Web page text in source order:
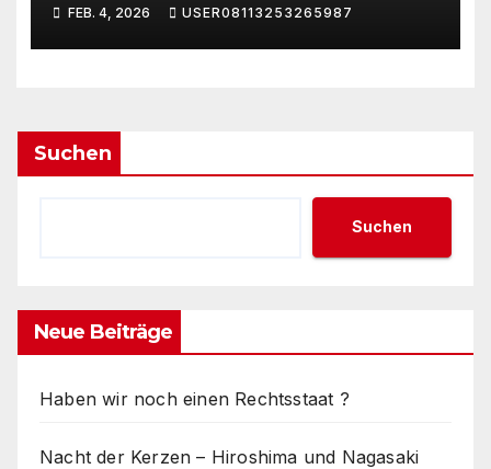
FEB. 4, 2026 USER08113253265987
Suchen
Suchen
Neue Beiträge
Haben wir noch einen Rechtsstaat ?
Nacht der Kerzen – Hiroshima und Nagasaki